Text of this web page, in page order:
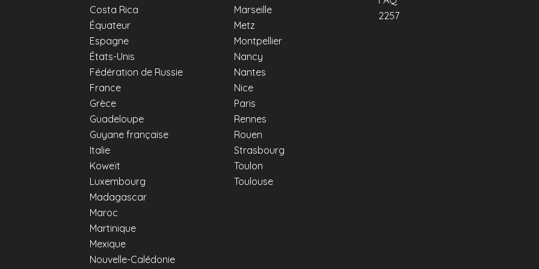
Costa Rica
Équateur
Espagne
États-Unis
Fédération de Russie
France
Grèce
Guadeloupe
Guyane française
Italie
Koweït
Luxembourg
Madagascar
Maroc
Martinique
Mexique
Nouvelle-Calédonie
Marseille
Metz
Montpellier
Nancy
Nantes
Nice
Paris
Rennes
Rouen
Strasbourg
Toulon
Toulouse
2257